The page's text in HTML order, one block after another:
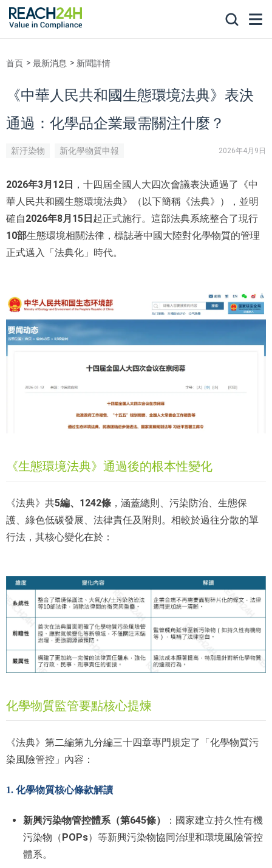
首頁 最新消息 新聞詳情
《中華人民共和國生態環境法典》表決
通過：化學品企業最需關注什麼？
新汙染物 新化學物質申報 2026年4月9日
2026年3月12日 ，十四屆全國人大四次會議表決通過了《中
華人民共和國生態環境法典》（以下簡稱《法典》），並明
確自2026年8月15日起正式施行。這部法典系統整合了現行
10部生態環境相關法律，標誌著中國大陸對化學物質的管理
正式邁入「法典化」時代。
《生態環境法典》通過後的根本性變化
《法典》共5編、1242條 ，涵蓋總則、污染防治、生態保
護、綠色低碳發展、法律責任及附則。相較於過往分散的單
行法，其核心變化在於：
化學物質監管要點核心提煉
《法典》第二編第九分編三十四章專門規定了「化學物質污
染風險管控」內容：
1. 化學物質核心條款解讀
新興污染物管控體系（第645條）
：國家建立持久性有機
污染物（POPs）等新興污染物協同治理和環境風險管控
體系。